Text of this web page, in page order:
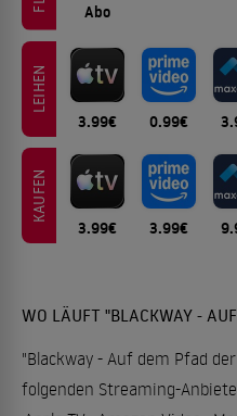
Abo
LEIHEN
3.99€ 0.99€
KAUFEN
3.99€ 3.99€
WO LÄUFT "BLACKWAY -
"Blackway - Auf dem Pfad
folgenden Streaming-